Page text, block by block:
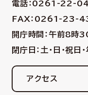
電話：0261-22-
FAX：0261-23-
開庁時間：午前8時
閉庁日：土・日・祝日
アクセス